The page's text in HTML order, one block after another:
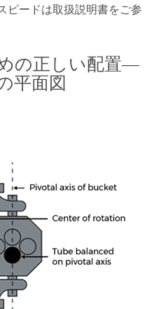
ピードは取扱説明書をご参
の正しい配置―
平面図